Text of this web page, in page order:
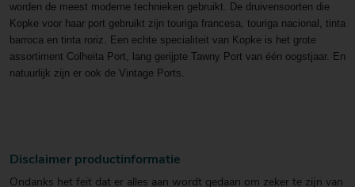
worden de meest moderne technieken gebruikt. De druivensoorten die
Kopke voor haar port gebruikt zijn touriga francesa, touriga nacional, tinta
barroca en tinta roriz. Een echte specialiteit van Kopke is het grote
assortiment Colheita Port, lang gerijpte Tawny Port van één oogstjaar. En
natuurlijk zijn er ook de Vintage Ports.
Disclaimer productinformatie
Ondanks het feit dat er alles aan wordt gedaan om zeker te zijn van